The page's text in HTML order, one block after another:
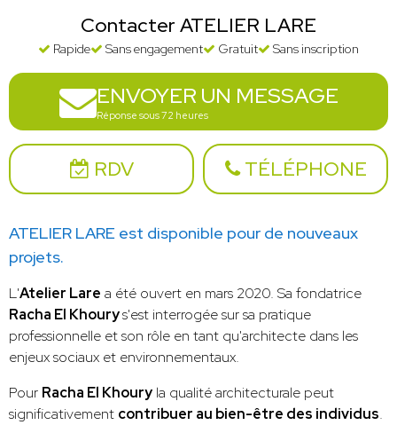
Contacter ATELIER LARE
Rapide Sans engagement Gratuit Sans inscription
ENVOYER UN MESSAGE
Réponse sous 72 heures
RDV TÉLÉPHONE
ATELIER LARE est disponible pour de nouveaux
projets.
L'Atelier Lare a été ouvert en mars 2020. Sa fondatrice
Racha El Khourys'est interrogée sur sa pratique
professionnelle et son rôle en tant qu'architecte dans les
enjeux sociaux et environnementaux.
Pour Racha El Khoury la qualité architecturale peut
significativement contribuer au bien-être des individus.